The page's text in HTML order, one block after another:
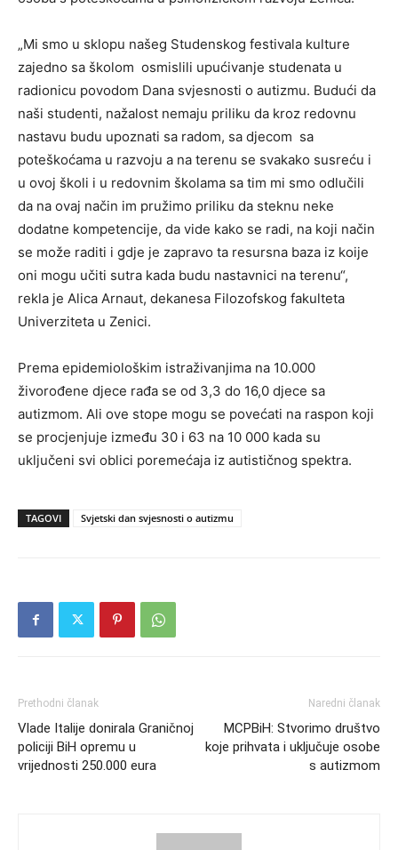
„Mi smo u sklopu našeg Studenskog festivala kulture
zajedno sa školom osmislili upućivanje studenata u
radionicu povodom Dana svjesnosti o autizmu. Budući da
naši studenti, nažalost nemaju priliku da kroz redovnu
nastavu budu upoznati sa radom, sa djecom sa
poteškoćama u razvoju a na terenu se svakako susreću i
u ovoj školi i u redovnim školama sa tim mi smo odlučili
da na ovaj način im pružimo priliku da steknu neke
dodatne kompetencije, da vide kako se radi, na koji način
se može raditi i gdje je zapravo ta resursna baza iz koije
oni mogu učiti sutra kada budu nastavnici na terenu“,
rekla je Alica Arnaut, dekanesa Filozofskog fakulteta
Univerziteta u Zenici.
Prema epidemiološkim istraživanjima na 10.000
živorođene djece rađa se od 3,3 do 16,0 djece sa
autizmom. Ali ove stope mogu se povećati na raspon koji
se procjenjuje između 30 i 63 na 10 000 kada su
uključeni svi oblici poremećaja iz autističnog spektra.
TAGOVI Svjetski dan svjesnosti o autizmu
Prethodni članak
Vlade Italije donirala Graničnoj
policiji BiH opremu u
vrijednosti 250.000 eura
Naredni članak
MCPBiH: Stvorimo društvo
koje prihvata i uključuje osobe
s autizmom